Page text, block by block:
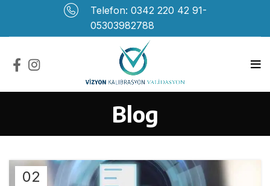
Telefon: 0342 220 42 91-
05303982788
Blog
02